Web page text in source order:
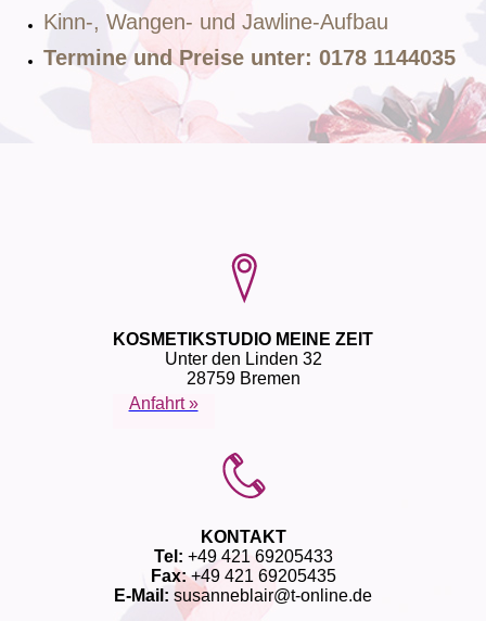
Kinn-, Wangen- und Jawline-Aufbau
Termine und Preise unter: 0178 1144035
KOSMETIKSTUDIO MEINE ZEIT
Unter den Linden 32
28759 Bremen
Anfahrt »
KONTAKT
Tel: +49 421 69205433
Fax:+49 421 69205435
E-Mail: susanneblair@t-online.de